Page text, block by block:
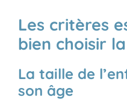
Les critères
bien choisir
La taille de
son âge